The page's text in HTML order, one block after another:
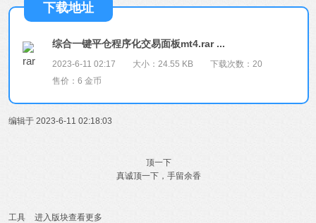
下载地址
综合一键平仓程序化交易面板mt4.rar ...
2023-6-11 02:17 大小：24.55 KB
下载次数：20
售价：6 金币
编辑于 2023-6-11 02:18:03
顶一下
真诚顶一下，手留余香
工具 进入版块查看更多